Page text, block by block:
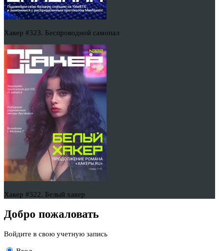
Хакер #323. Беспроводной самопал
Хакер #322. Белый хакер
Добро пожаловать
Войдите в свою учетную запись